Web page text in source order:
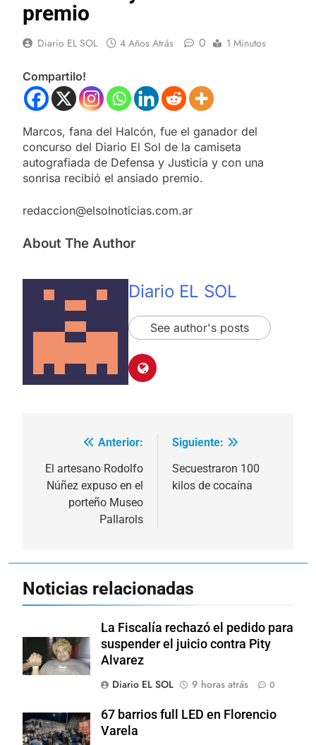
premio
Diario EL SOL 4 Años Atrás 0 1 Minutos
Compartilo!
Marcos, fana del Halcón, fue el ganador del
concurso del Diario El Sol de la camiseta
autografiada de Defensa y Justicia y con una
sonrisa recibió el ansiado premio.
redaccion@elsolnoticias.com.ar
About The Author
Diario EL SOL
See author's posts
Navegación
de
entradas
Anterior:
El artesano Rodolfo
Núñez expuso en el
porteño Museo
Pallarols
Siguiente:
Secuestraron 100
kilos de cocaína
Noticias relacionadas
La Fiscalía rechazó el pedido para
suspender el juicio contra Pity
Alvarez
Diario EL SOL
9 horas atrás 0
67 barrios full LED en Florencio
Varela